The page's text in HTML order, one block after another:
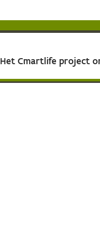
Het Cmartlife project